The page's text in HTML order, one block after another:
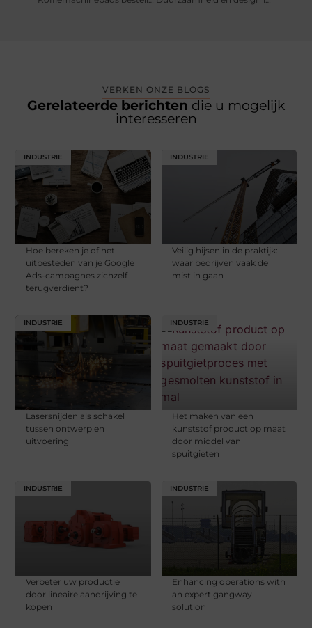
VERKEN ONZE BLOGS
Gerelateerde berichten die u mogelijk
interesseren
INDUSTRIE
Hoe bereken je of het
uitbesteden van je Google
Ads-campagnes zichzelf
terugverdient?
INDUSTRIE
Veilig hijsen in de praktijk:
waar bedrijven vaak de
mist in gaan
INDUSTRIE
Lasersnijden als schakel
tussen ontwerp en
uitvoering
INDUSTRIE
Het maken van een
kunststof product op maat
door middel van
spuitgieten
INDUSTRIE
Verbeter uw productie
door lineaire aandrijving te
kopen
INDUSTRIE
Enhancing operations with
an expert gangway
solution